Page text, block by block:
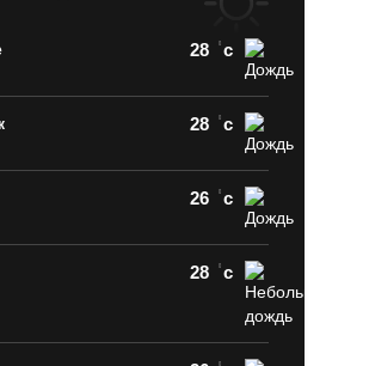
28 c
28 c
26 c
28 c